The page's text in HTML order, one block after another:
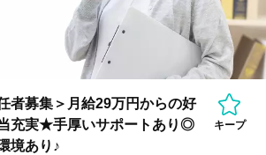
者募集＞月給29万円からの好
充実★手厚いサポートあり◎
境あり♪
キープ